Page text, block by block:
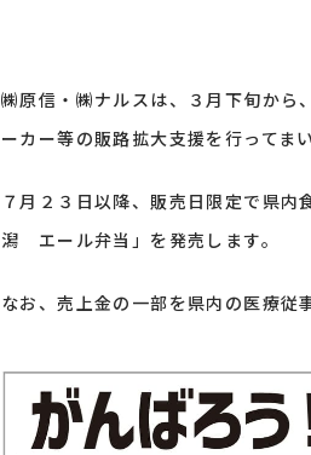
㈱原信・㈱ナルスは、３月下旬から
ーカー等の販路拡大支援を行ってま
７月２３日以降、販売日限定で県
潟 エール弁当」を発売します。
なお、売上金の一部を県内の医療従